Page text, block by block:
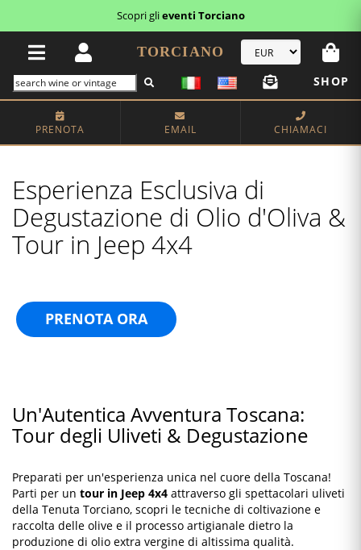
Scopri ibuoni regalo
TORCIANO
SHOP
PRENOTA EMAIL CHIAMACI
Esperienza Esclusiva di
Degustazione di Olio d'Oliva &
Tour in Jeep 4x4
PRENOTA ORA
Un'Autentica Avventura Toscana:
Tour degli Uliveti & Degustazione
Preparati per un'esperienza unica nel cuore della Toscana!
Parti per un tour in Jeep 4x4 attraverso gli spettacolari uliveti
della Tenuta Torciano, scopri le tecniche di coltivazione e
raccolta delle olive e il processo artigianale dietro la
produzione di olio extra vergine di altissima qualità.